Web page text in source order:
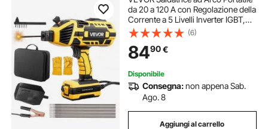
da 20 a 120 A con Regolazione della
Corrente a 5 Livelli Inverter IGBT,
Saldatrice a Elettrodo con Funzione
di Avvio a Caldo, per Barre
Saldatura da 1,6 mm a 3,2 mm
(6)
8490€
Disponibile
Consegna:non appena Sab.
Ago. 8
Aggiungi al carrello